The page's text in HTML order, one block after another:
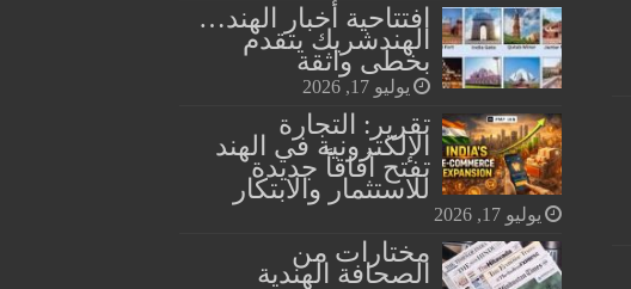
افتتاحية أخبار الهند…
الهندشريك يتقدم
بخطى واثقة
يوليو 17, 2026
تقرير: التجارة
الإلكترونية في الهند
تفتح آفاقاً جديدة
للاستثمار والابتكار
يوليو 17, 2026
مختارات من
الصحافة الهندية